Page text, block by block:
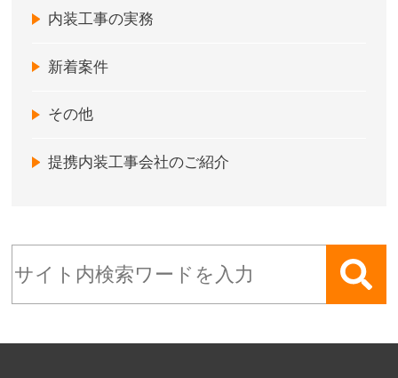
内装工事の実務
新着案件
その他
提携内装工事会社のご紹介